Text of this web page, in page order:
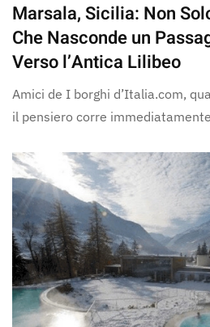
Marsala, Sicilia: Non
Che Nasconde un
Verso l’Antica Lilibeo
Amici de I borghi d’Italia.com,
il pensiero corre